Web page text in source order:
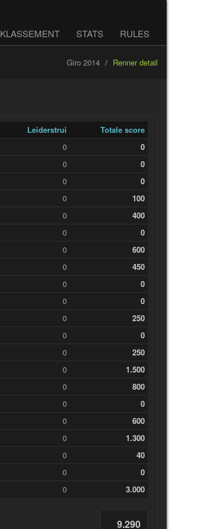
KLASSEMENT STATS RULES
Giro 2014 Renner detail
Leiderstrui
Totale score
0
0
0
0
0
0
0
100
0
400
0
0
0
600
0
450
0
0
0
0
0
250
0
0
0
250
0
1.500
0
800
0
0
0
600
0
1.300
0
40
0
0
0 3.000
9.290